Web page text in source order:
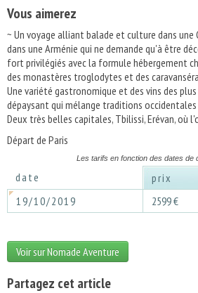
Vous aimerez
~ Un voyage alliant balade et culture dans une
dans une Arménie qui ne demande qu'à être
fort privilégiés avec la formule hébergement
des monastères troglodytes et des
Une variété gastronomique et des vins des
dépaysant qui mélange traditions
Deux très belles capitales, Tbilissi, Erévan, où
Départ de Paris
Les tarifs en fonction des dates de
date
prix
19/10/2019
2599 €
Voir sur Nomade Aventure
Partagez cet article